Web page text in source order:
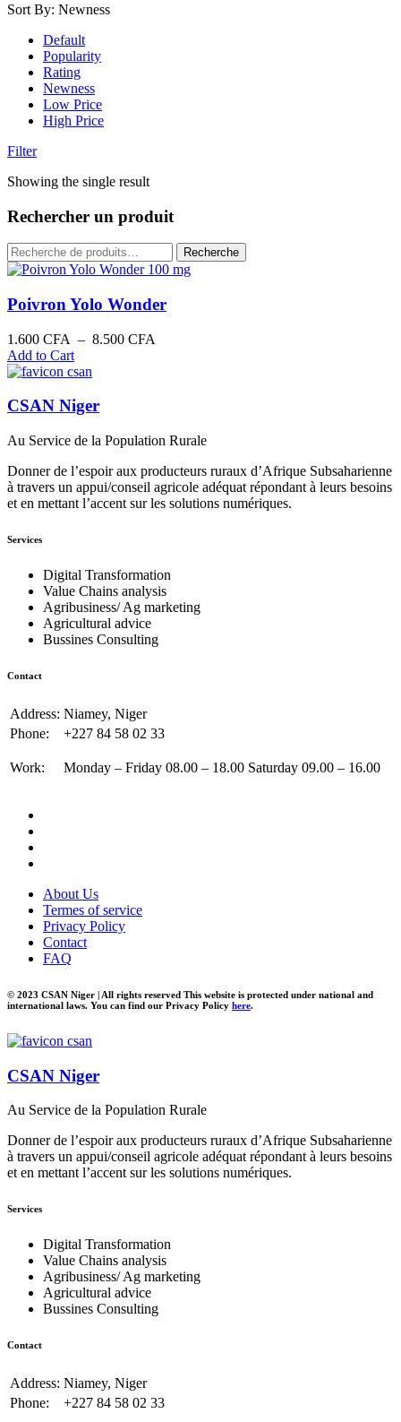
Sort By: Newness
Default
Popularity
Rating
Newness
Low Price
High Price
Filter
Showing the single result
Rechercher un produit
Recherche
pour :
Recherche
Poivron Yolo Wonder
1.600 CFA – 8.500 CFA
Add to Cart
CSAN Niger
Au Service de la Population Rurale
Donner de l’espoir aux producteurs ruraux d’Afrique Subsaharienne
à travers un appui/conseil agricole adéquat répondant à leurs besoins
et en mettant l’accent sur les solutions numériques.
Services
Digital Transformation
Value Chains analysis
Agribusiness/ Ag marketing
Agricultural advice
Bussines Consulting
Contact
Address: Niamey, Niger
Phone:
+227 84 58 02 33
Work: Monday – Friday 08.00 – 18.00 Saturday 09.00 – 16.00
About Us
Termes of service
Privacy Policy
Contact
FAQ
© 2023 CSAN Niger | All rights reserved This website is protected under national and
international laws. You can find our Privacy Policy here.
CSAN Niger
Au Service de la Population Rurale
Donner de l’espoir aux producteurs ruraux d’Afrique Subsaharienne
à travers un appui/conseil agricole adéquat répondant à leurs besoins
et en mettant l’accent sur les solutions numériques.
Services
Digital Transformation
Value Chains analysis
Agribusiness/ Ag marketing
Agricultural advice
Bussines Consulting
Contact
Address: Niamey, Niger
Phone:
+227 84 58 02 33